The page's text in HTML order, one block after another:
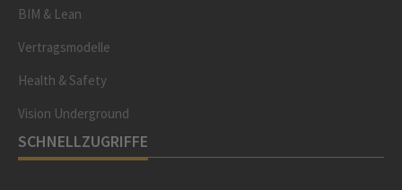
BIM & Lean
Vertragsmodelle
Health & Safety
Vision Underground
SCHNELLZUGRIFFE